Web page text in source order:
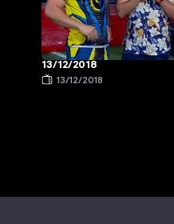
13/12/2018
13/12/2018